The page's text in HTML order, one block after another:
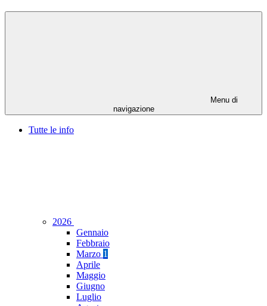
Menu di
navigazione
Tutte le info
2026
Gennaio
Febbraio
Marzo 1
Aprile
Maggio
Giugno
Luglio